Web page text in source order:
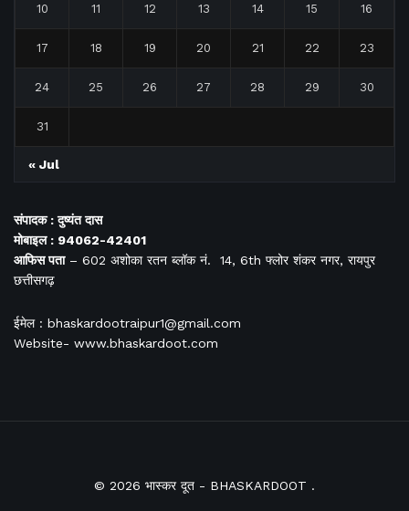
10 11 12 13 14 15 16
17 18 19 20 21 22 23
24 25 26 27 28 29 30
31
« Jul
संपादक : दुष्यंत दास
मोबाइल : 94062-42401
आफिसपता– 602 अशोका रतन ब्लॉक नं. 14, 6th फ्लोर शंकर नगर, रायपुर
छत्तीसगढ़
ईमेल : bhaskardootraipur1@gmail.com
Website- www.bhaskardoot.com
© 2026 भास्कर दूत - BHASKARDOOT .